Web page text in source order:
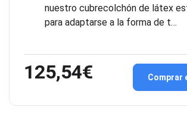
nuestro cubrecolchón de látex
para adaptarse a la forma de t…
125,54€ Comprar